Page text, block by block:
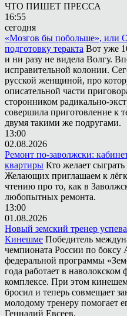
ЧТО ПИШЕТ ПРЕССА
16:55
сегодня
«Мозгов бы побольше», или
подготовку теракта Вот уже
и ни разу не видела Волгу.
исправительной колонии.
русской женщиной, про
описательной части
сторонником радикально-
совершила приготовление к
двумя такими же подругами.
13:00
02.08.2026
Ремонт по-заволжски:
квартиры Кто желает
Желающих приглашаем к
чтению про то, как в
любопытных ремонта.
13:00
01.08.2026
Новый земский тренер
Кинешме Победитель
чемпионата России по боксу
федеральной программы
года работает в наволокском
комплексе. При этом
бросил и теперь совмещает
молодому тренеру помогает
Геннадий Евсеев.